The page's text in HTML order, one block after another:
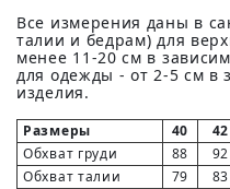
Все измерения даны в
талии и бедрам) для
менее 11-20 см в
для одежды - от 2-5 см в
изделия.
Размеры 40 42
Обхват груди
88 92
Обхват талии
79 83